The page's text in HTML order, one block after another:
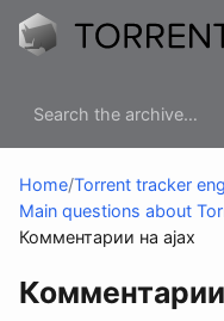
Home/Torrent tracker
Main questions about
Комментарии на ajax